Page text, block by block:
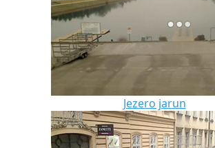
Jezero jarun